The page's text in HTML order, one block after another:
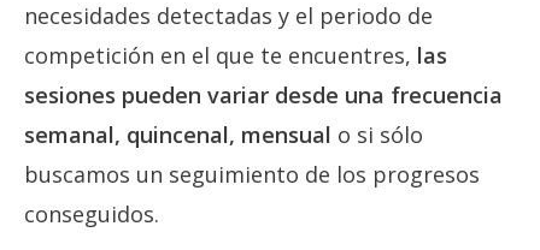
necesidades detectadas y el periodo de
competición en el que te encuentres, las
sesiones pueden variar desde una frecuencia
semanal, quincenal, mensual o si sólo
buscamos un seguimiento de los progresos
conseguidos.